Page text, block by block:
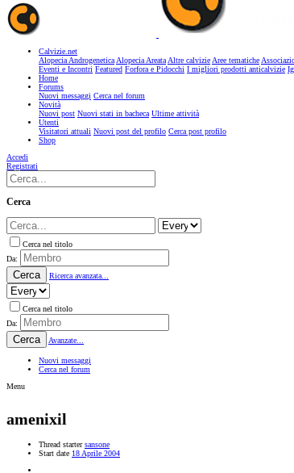
Calvizie.net
Alopecia AndrogeneticaAlopecia AreataAltre calvizieAree tematiche
Eventi e Incontri Featured Forfora e Pidocchi I migliori prodotti anticalvizie
Home
Forums
Nuovi messaggi Cerca nel forum
Novità
Nuovi post Nuovi stati in bacheca Ultime attività
Utenti
Visitatori attuali Nuovi post del profilo Cerca post profilo
Shop
Accedi
Registrati
Cerca
Cerca nel titolo
Da:
Cerca Ricerca avanzata...
Cerca nel titolo
Da:
Cerca Avanzate...
Nuovi messaggi
Cerca nel forum
Menu
amenixil
Thread starter sansone
Start date 18 Aprile 2004